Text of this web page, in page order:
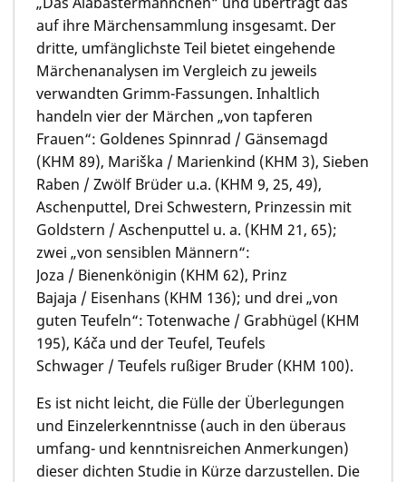
auf ihre Märchensammlung insgesamt. Der
dritte, umfänglichste Teil bietet eingehende
Märchenanalysen im Vergleich zu jeweils
verwandten Grimm-Fassungen. Inhaltlich
handeln vier der Märchen „von tapferen
Frauen“: Goldenes Spinnrad / Gänsemagd
(KHM 89), Mariška / Marienkind (KHM 3), Sieben
Raben / Zwölf Brüder u.a. (KHM 9, 25, 49),
Aschenputtel, Drei Schwestern, Prinzessin mit
Goldstern / Aschenputtel u. a. (KHM 21, 65);
zwei „von sensiblen Männern“:
Joza / Bienenkönigin (KHM 62), Prinz
Bajaja / Eisenhans (KHM 136); und drei „von
guten Teufeln“: Totenwache / Grabhügel (KHM
195), Káča und der Teufel, Teufels
Schwager / Teufels rußiger Bruder (KHM 100).
Es ist nicht leicht, die Fülle der Überlegungen
und Einzelerkenntnisse (auch in den überaus
umfang- und kenntnisreichen Anmerkungen)
dieser dichten Studie in Kürze darzustellen. Die